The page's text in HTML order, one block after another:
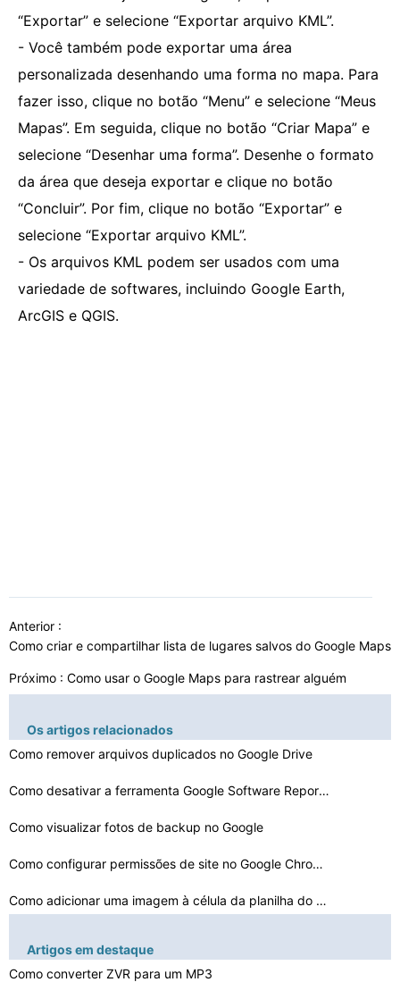
“Exportar” e selecione “Exportar arquivo KML”.
- Você também pode exportar uma área
personalizada desenhando uma forma no mapa. Para
fazer isso, clique no botão “Menu” e selecione “Meus
Mapas”. Em seguida, clique no botão “Criar Mapa” e
selecione “Desenhar uma forma”. Desenhe o formato
da área que deseja exportar e clique no botão
“Concluir”. Por fim, clique no botão “Exportar” e
selecione “Exportar arquivo KML”.
- Os arquivos KML podem ser usados ​​com uma
variedade de softwares, incluindo Google Earth,
ArcGIS e QGIS.
Anterior :
Como criar e compartilhar lista de lugares salvos do Google Maps
Próximo : Como usar o Google Maps para rastrear alguém
Os artigos relacionados
Como remover arquivos duplicados no Google Drive
Como desativar a ferramenta Google Software Reporter
Como visualizar fotos de backup no Google
Como configurar permissões de site no Google Chrome?
Como adicionar uma imagem à célula da planilha do Goo…
Artigos em destaque
Como converter ZVR para um MP3